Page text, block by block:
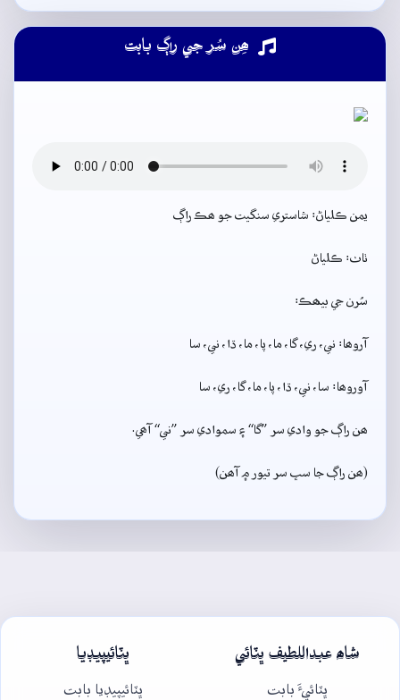
ھِن سُر جي راڳ بابت
يمن ڪلياڻ: شاستري سنگيت جو ھڪ راڳ
ٺاٺ: ڪلياڻ
سُرن جي بيھڪ:
آروھا: ني، ري، گا، ما، پا، ما، ڌا، ني، سا
آوروھا: سا، ني، ڌا، پا، ما، گا، ري، سا
ھن راڳ جو وادي سر ”گا“ ۽ سموادي سر ”ني“ آھي.
(ھن راڳ جا سڀ سر تيور ۾ آھن)
شاھ عبداللطيف ڀٽائي
ڀٽائيءَ بابت
ڀٽائيپيڊيا
ڀٽائيپيڊيا بابت